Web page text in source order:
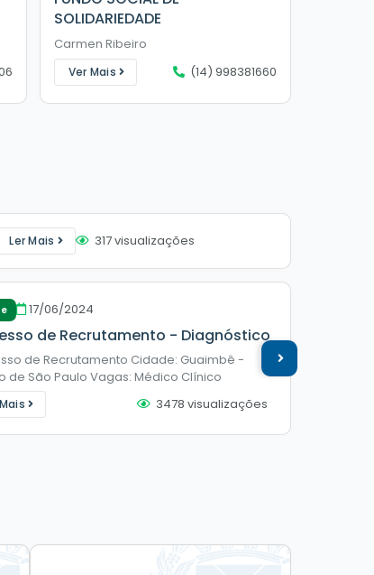
SOLIDARIEDADE
Carmen Ribeiro
(14) 998381660
Ver Mais
317visualizações
Ler Mais
de Recrutamento - Diagnóstico
17/06/2024
3478 visualizações
de Recrutamento Cidade: Guaimbê -
de São Paulo Vagas: Médico Clínico
Plantão P.A Médico Clínico
PSF Médico Ortopedista - Jornada 4